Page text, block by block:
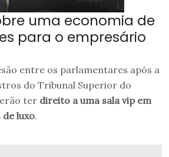
uma economia de
para o empresário
entre os parlamentares após a
do Tribunal Superior do
ter direito a uma sala vip em
luxo.